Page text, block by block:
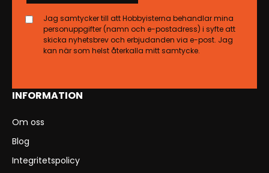
INFORMATION
Om oss
Blog
Integritetspolicy
Jag samtycker till att Hobbyisterna behandlar mina
personuppgifter (namn och e-postadress) i syfte att
skicka nyhetsbrev och erbjudanden via e-post. Jag
kan när som helst återkalla mitt samtycke.